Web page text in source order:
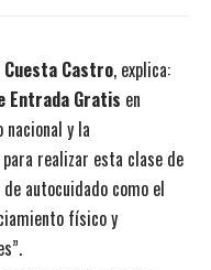
Castro, explica:
Entrada Gratis en
nacional y la
realizar esta clase de
autocuidado como el
físico y